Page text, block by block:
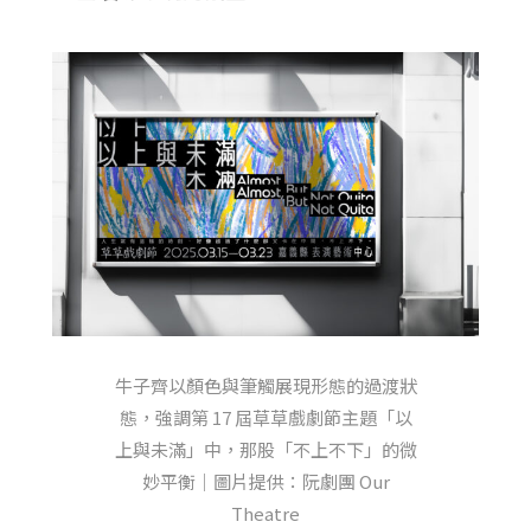
牛子齊以顏色與筆觸展現形態的過渡狀
態，強調第 17 屆草草戲劇節主題「以
上與未滿」中，那股「不上不下」的微
妙平衡｜圖片提供：阮劇團 Our
Theatre